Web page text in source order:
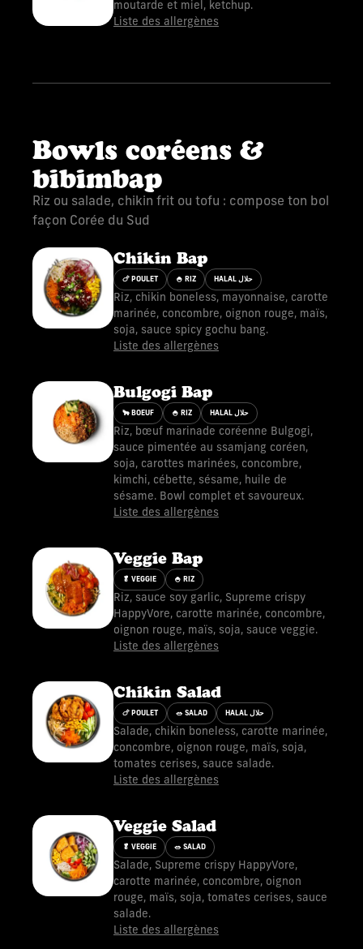
moutarde et miel, ketchup.
Liste des allergènes
Bowls coréens &
bibimbap
Riz ou salade, chikin frit ou tofu : compose ton bol
façon Corée du Sud
Chikin Bap
🍗 POULET 🍚 RIZ HALAL حلال
Riz, chikin boneless, mayonnaise, carotte
marinée, concombre, oignon rouge, maïs,
soja, sauce spicy gochu bang.
Liste des allergènes
Bulgogi Bap
🐂 BOEUF 🍚 RIZ HALAL حلال
Riz, bœuf marinade coréenne Bulgogi,
sauce pimentée au ssamjang coréen,
soja, carottes marinées, concombre,
kimchi, cébette, sésame, huile de
sésame. Bowl complet et savoureux.
Liste des allergènes
Veggie Bap
🥬 VEGGIE 🍚 RIZ
Riz, sauce soy garlic, Supreme crispy
HappyVore, carotte marinée, concombre,
oignon rouge, maïs, soja, sauce veggie.
Liste des allergènes
Chikin Salad
🍗 POULET 🥗 SALAD HALAL حلال
Salade, chikin boneless, carotte marinée,
concombre, oignon rouge, maïs, soja,
tomates cerises, sauce salade.
Liste des allergènes
Veggie Salad
🥬 VEGGIE 🥗 SALAD
Salade, Supreme crispy HappyVore,
carotte marinée, concombre, oignon
rouge, maïs, soja, tomates cerises, sauce
salade.
Liste des allergènes